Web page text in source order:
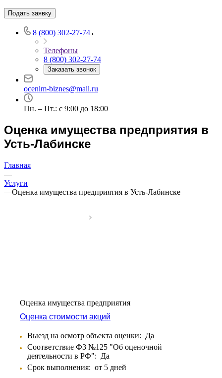
Подать заявку
8 (800) 302-27-74
Телефоны
8 (800) 302-27-74
Заказать звонок
ocenim-biznes@mail.ru
Пн. – Пт.: с 9:00 до 18:00
Оценка имущества предприятия в
Усть-Лабинске
Главная
—
Услуги
—Оценка имущества предприятия в Усть-Лабинске
Оценка имущества предприятия
Оценка стоимости акций
Выезд на осмотр объекта оценки: Да
Соответствие ФЗ №125 "Об оценочной
деятельности в РФ": Да
Срок выполнения: от 5 дней